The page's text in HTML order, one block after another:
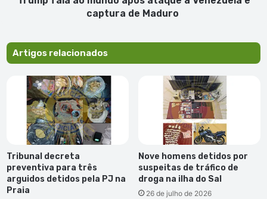
captura de Maduro
Artigos relacionados
Tribunal decreta
preventiva para três
arguidos detidos pela PJ na
Praia
Nove homens detidos por
suspeitas de tráfico de
droga na ilha do Sal
26 de julho de 2026